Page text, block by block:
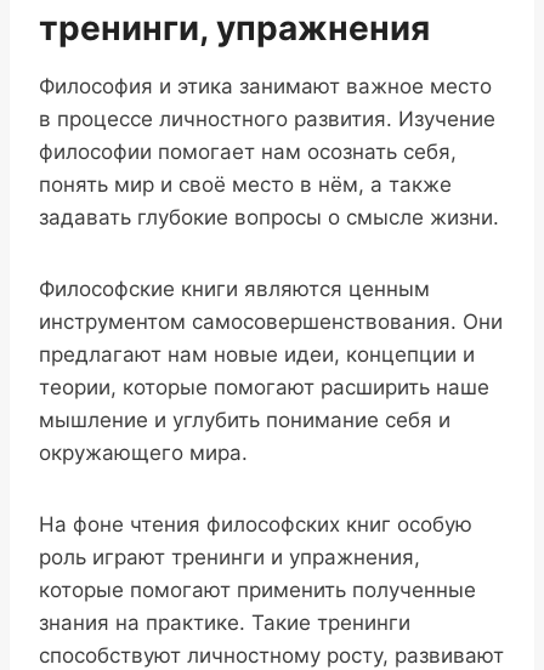
тренинги, упражнения
Философия и этика занимают важное место
в процессе личностного развития. Изучение
философии помогает нам осознать себя,
понять мир и своё место в нём, а также
задавать глубокие вопросы о смысле жизни.
Философские книги являются ценным
инструментом самосовершенствования. Они
предлагают нам новые идеи, концепции и
теории, которые помогают расширить наше
мышление и углубить понимание себя и
окружающего мира.
На фоне чтения философских книг особую
роль играют тренинги и упражнения,
которые помогают применить полученные
знания на практике. Такие тренинги
способствуют личностному росту, развивают